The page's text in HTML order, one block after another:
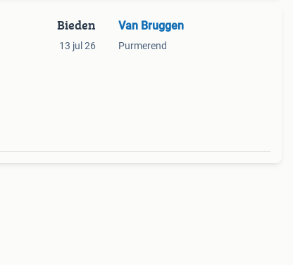
Bieden
13 jul 26
Van Bruggen
Purmerend